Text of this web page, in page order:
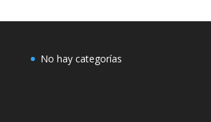
No hay categorías